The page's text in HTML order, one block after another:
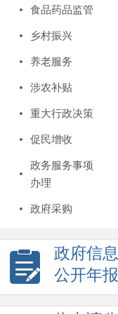
食品药品监管
乡村振兴
养老服务
涉农补贴
重大行政决策
促民增收
政务服务事项
办理
政府采购
政府信息
公开年报